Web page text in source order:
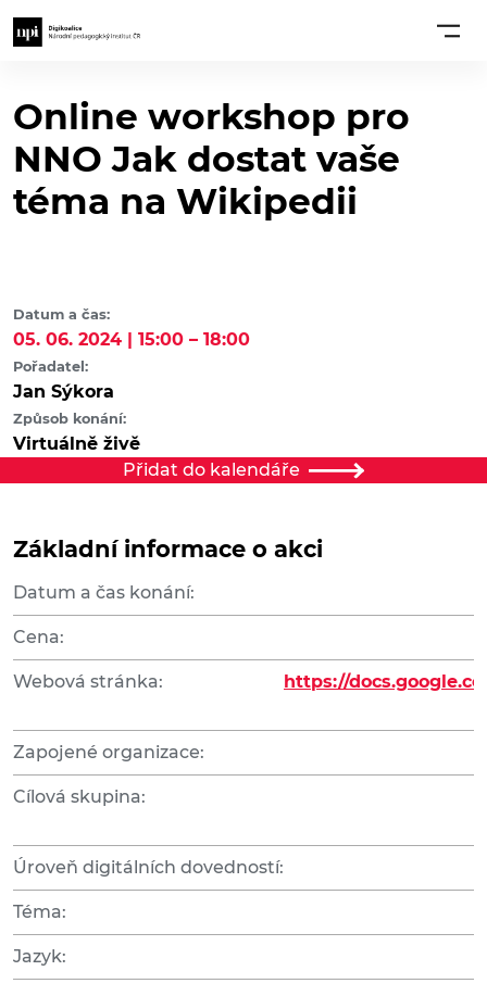
Online workshop pro
NNO Jak dostat vaše
téma na Wikipedii
Datum a čas:
05. 06. 2024 | 15:00 – 18:00
Pořadatel:
Jan Sýkora
Způsob konání:
Virtuálně živě
Přidat do kalendáře
Základní informace o akci
Datum a čas konání:
Cena:
Webová stránka: https://
Zapojené organizace:
Cílová skupina:
Úroveň digitálních dovedností:
Téma:
Jazyk: